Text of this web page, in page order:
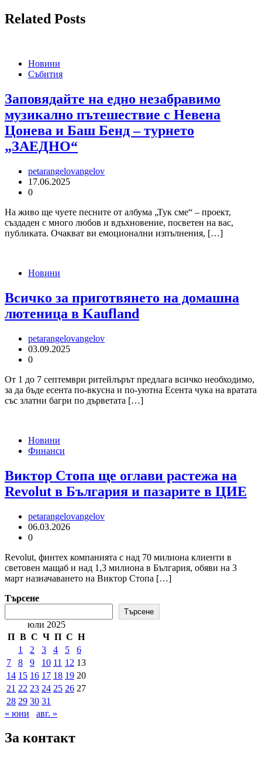
Related Posts
Новини
Събития
Заповядайте на едно незабравимо
музикално пътешествие с Невена
Цонева и Баш Бенд – турнето
„ЗАЕДНО“
petarangelovangelov
17.06.2025
0
На живо ще чуете песните от албума „Тук сме“ – проект,
създаден с много любов и вдъхновение, посветен на вас,
публиката. Очакват ви емоционални изпълнения, […]
Новини
Всичко за приготвянето на домашна
лютеница в Kaufland
petarangelovangelov
03.09.2025
0
От 1 до 7 септември ритейлърът предлага всичко необходимо,
за да бъде есента по-вкусна и по-уютна Есента чука на вратата
със златни багри по дърветата […]
Новини
Финанси
Виктор Стопа ще оглави растежа на
Revolut в България и пазарите в ЦИЕ
petarangelovangelov
06.03.2026
0
Revolut, финтех компанията с над 70 милиона клиенти в
световен мащаб и над 1,3 милиона в България, обяви на 3
март назначаването на Виктор Стопа […]
Търсене
Търсене
юли 2025
П В С Ч П С Н
1
2 3 4 5
6
7
8 9 10 11 12 13
14 15 16 17 18 19 20
21 22 23 24 25 26 27
28 29 30 31
« юни
авг. »
За контакт